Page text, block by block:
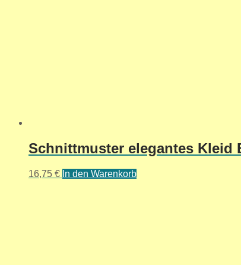
Schnittmuster elegantes Kleid
16,75 € In den Warenkorb